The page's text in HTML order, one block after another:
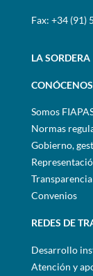
Fax: +34 (91)
LA SORDERA
CONÓCENOS
Somos
Normas
Gobierno,
Transparencia
Convenios
REDES DE
Desarrollo
Atención y